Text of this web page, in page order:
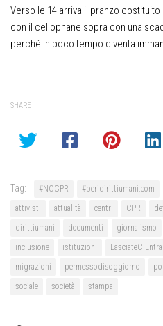
Verso le 14 arriva il pranzo
con il cellophane sopra con una
perché in poco tempo diventa
SHARE
Tag: #NOCPR #peridirittiumani.com
attivisti
attualità centri CPR
dirittiumani
documenti giornalismo
inclusione
istituzioni
migrazioni
permessodisoggiorno
sociale
società stampa